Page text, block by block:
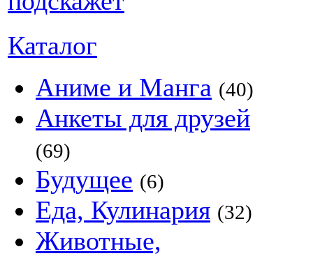
Каталог
Аниме и Манга (40)
Анкеты для друзей
(69)
Будущее (6)
Еда, Кулинария (32)
Животные,